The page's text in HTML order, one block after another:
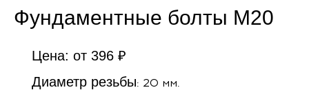
Фундаментные болты М20
Цена: от 396 ₽
Диаметр резьбы: 20 мм.